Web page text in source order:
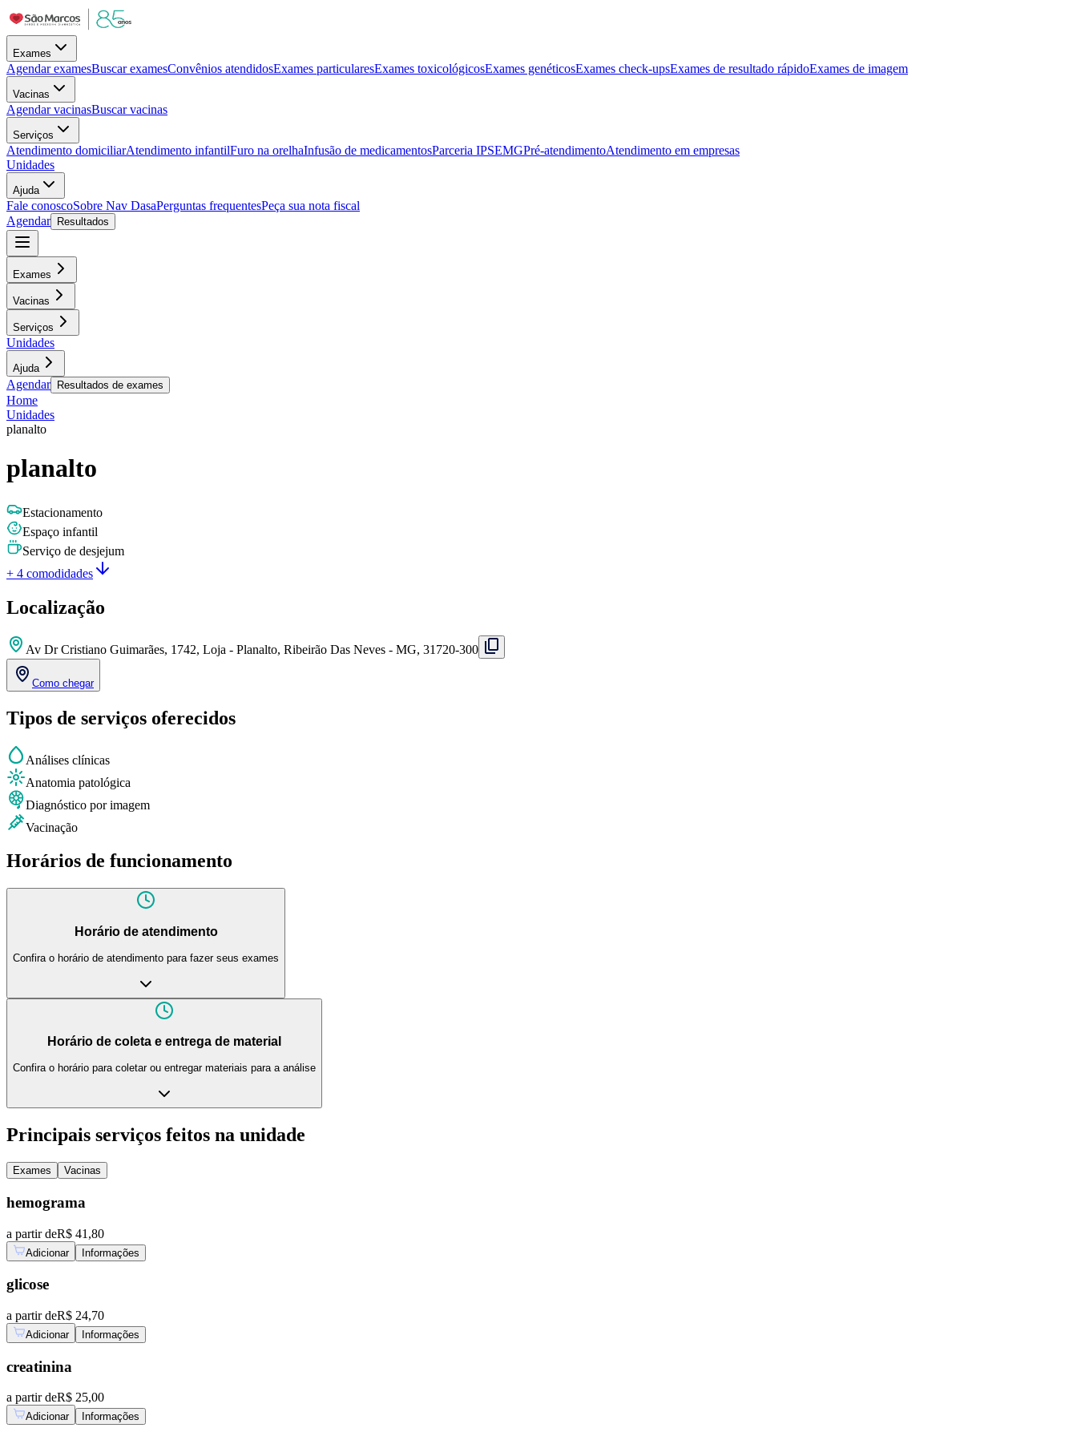
Exames
Agendar examesBuscar examesConvênios atendidosExames particularesExames toxicológicosExames genéticosExames check-upsExames de resultado rápidoExames de imagem
Vacinas
Agendar vacinasBuscar vacinas
Serviços
Atendimento domiciliarAtendimento infantilFuro na orelhaInfusão de medicamentosParceria IPSEMGPré-atendimentoAtendimento em empresas
Unidades
Ajuda
Fale conoscoSobre Nav DasaPerguntas frequentesPeça sua nota fiscal
Agendar
Resultados
Exames
Vacinas
Serviços
Unidades
Ajuda
Agendar Resultados de exames
Home
Unidades
planalto
planalto
Estacionamento
Espaço infantil
Serviço de desjejum
+ 4 comodidades
Localização
Av Dr Cristiano Guimarães, 1742, Loja - Planalto, Ribeirão Das Neves - MG, 31720-300
Como chegar
Tipos de serviços oferecidos
Análises clínicas
Anatomia patológica
Diagnóstico por imagem
Vacinação
Horários de funcionamento
Horário de atendimento
Confira o horário de atendimento para fazer seus exames
Horário de coleta e entrega de material
Confira o horário para coletar ou entregar materiais para a análise
Principais serviços feitos na unidade
Exames Vacinas
hemograma
a partir deR$ 41,80
Adicionar Informações
glicose
a partir deR$ 24,70
Adicionar Informações
creatinina
a partir deR$ 25,00
Adicionar Informações